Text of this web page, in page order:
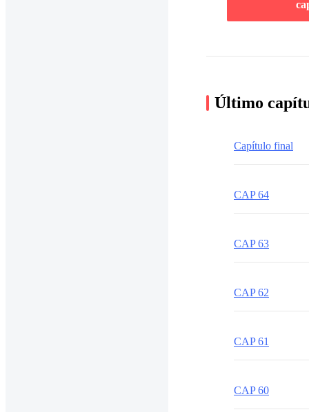
Último
Capítulo final
CAP 64
CAP 63
CAP 62
CAP 61
CAP 60